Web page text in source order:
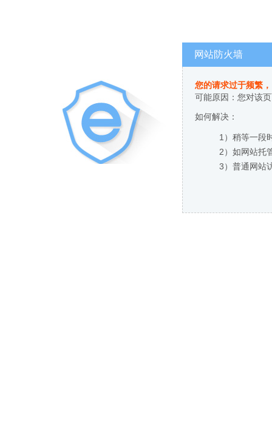
网站防火墙
您的请求过于频繁
可能原因：您对该
如何解决：
1）稍等一段
2）如网站托
3）普通网站